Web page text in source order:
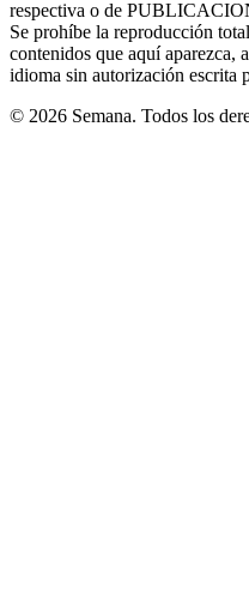
window
respectiva o de
Se prohíbe la reproducción
contenidos que aquí aparezca,
idioma sin autorización escrita
© 2026 Semana. Todos los